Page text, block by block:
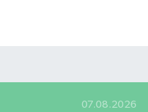
07.08.2026